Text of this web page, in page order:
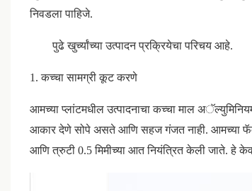
निवडला पाहिजे.
पुढे खुर्च्यांच्या उत्पादन प्रक्रियेचा परिचय आहे.
1. कच्चा सामग्री कूट करणे
आमच्या प्लांटमधील उत्पादनाचा कच्चा माल
आकार देणे सोपे असते आणि सहज गंजत नाही. आमच्या
आणि त्रुटी 0.5 मिमीच्या आत नियंत्रित केली जाते. हे